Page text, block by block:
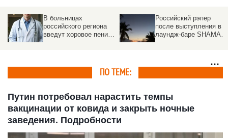
В больницах
российского региона
введут хоровое пение
Российский рэпер
после выступления в
лаундж-баре SHAMAN
ПО ТЕМЕ:
Путин потребовал нарастить темпы
вакцинации от ковида и закрыть ночные
заведения. Подробности